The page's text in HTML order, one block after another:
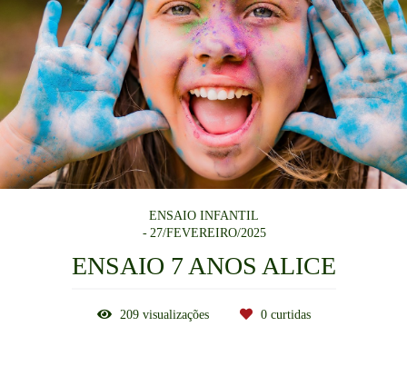
ENSAIO INFANTIL
27/FEVEREIRO/2025
ENSAIO 7 ANOS ALICE
209visualizações 0curtidas